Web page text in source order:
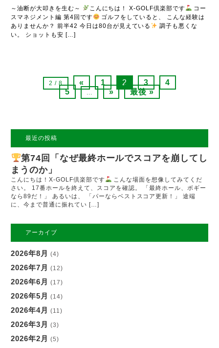
～油断が大叩きを生む～ こんにちは！ X-GOLF倶楽部です
コー
スマネジメント編 第4回です
ゴルフをしていると、 こんな経験は
ありませんか？ 前半42 今日は80台が見えている
調子も悪くな
い。 ショットも安 […]
2 / 8 « 1 2 3
4
5
... » 最後 »
最近の投稿
第74回「なぜ最終ホールでスコアを崩してし
まうのか」
こんにちは！X-GOLF倶楽部です
こんな場面を想像してみてくだ
さい。 17番ホールを終えて、スコアを確認。 「最終ホール、ボギー
なら89だ！」 あるいは、 「パーならベストスコア更新！」 途端
に、今まで普通に振れてい […]
アーカイブ
2026年8月 (4)
2026年7月 (12)
2026年6月 (17)
2026年5月 (14)
2026年4月 (11)
2026年3月 (3)
2026年2月 (5)